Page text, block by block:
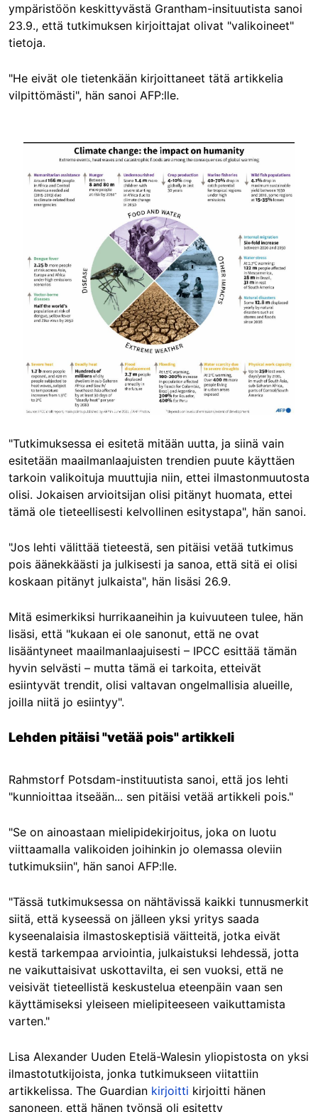
ympäristöön keskittyvästä Grantham-insituutista sanoi
23.9., että tutkimuksen kirjoittajat olivat "valikoineet"
tietoja.
"He eivät ole tietenkään kirjoittaneet tätä artikkelia
vilpittömästi", hän sanoi AFP:lle.
"Tutkimuksessa ei esitetä mitään uutta, ja siinä vain
esitetään maailmanlaajuisten trendien puute käyttäen
tarkoin valikoituja muuttujia niin, ettei ilmastonmuutosta
olisi. Jokaisen arvioitsijan olisi pitänyt huomata, ettei
tämä ole tieteellisesti kelvollinen esitystapa", hän sanoi.
"Jos lehti välittää tieteestä, sen pitäisi vetää tutkimus
pois äänekkäästi ja julkisesti ja sanoa, että sitä ei olisi
koskaan pitänyt julkaista", hän lisäsi 26.9.
Mitä esimerkiksi hurrikaaneihin ja kuivuuteen tulee, hän
lisäsi, että "kukaan ei ole sanonut, että ne ovat
lisääntyneet maailmanlaajuisesti – IPCC esittää tämän
hyvin selvästi – mutta tämä ei tarkoita, etteivät
esiintyvät trendit, olisi valtavan ongelmallisia alueille,
joilla niitä jo esiintyy".
Lehden pitäisi "vetää pois" artikkeli
Rahmstorf Potsdam-instituutista sanoi, että jos lehti
"kunnioittaa itseään... sen pitäisi vetää artikkeli pois."
"Se on ainoastaan mielipidekirjoitus, joka on luotu
viittaamalla valikoiden joihinkin jo olemassa oleviin
tutkimuksiin", hän sanoi AFP:lle.
"Tässä tutkimuksessa on nähtävissä kaikki tunnusmerkit
siitä, että kyseessä on jälleen yksi yritys saada
kyseenalaisia ilmastoskeptisiä väitteitä, jotka eivät
kestä tarkempaa arviointia, julkaistuksi lehdessä, jotta
ne vaikuttaisivat uskottavilta, ei sen vuoksi, että ne
veisivät tieteellistä keskustelua eteenpäin vaan sen
käyttämiseksi yleiseen mielipiteeseen vaikuttamista
varten."
Lisa Alexander Uuden Etelä-Walesin yliopistosta on yksi
ilmastotutkijoista, jonka tutkimukseen viitattiin
artikkelissa. The Guardian kirjoitti kirjoitti hänen
sanoneen, että hänen työnsä oli esitetty